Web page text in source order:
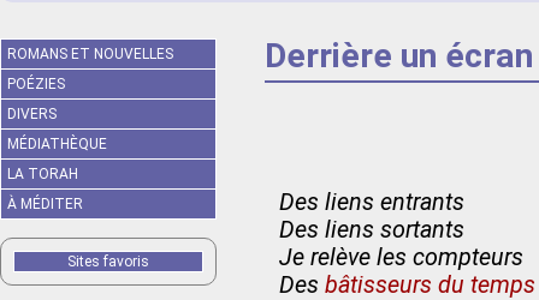
Derrière un écran
Des liens entrants
Des liens sortants
Je relève les compteurs
Des bâtisseurs du temps
ROMANS ET NOUVELLES
POÉZIES
DIVERS
MÉDIATHÈQUE
LA TORAH
À MÉDITER
Sites favoris